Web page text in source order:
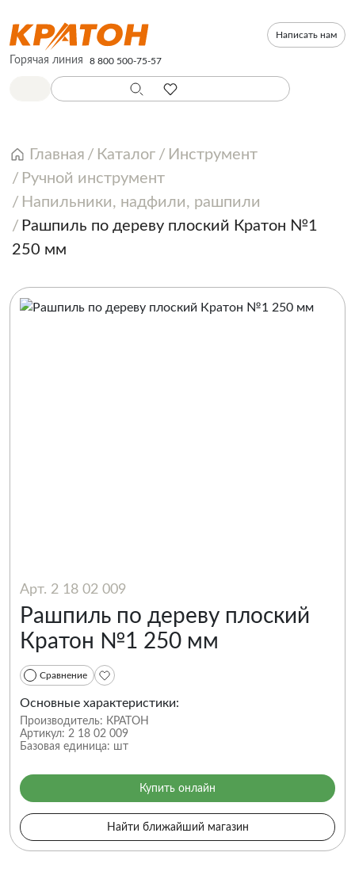
Написать нам
Горячая линия 8 800 500-75-57
Главная Каталог
Инструмент
Ручной инструмент
Напильники, надфили, рашпили
Рашпиль по дереву плоский Кратон №1
250 мм
Арт. 2 18 02 009
Рашпиль по дереву плоский
Кратон №1 250 мм
Сравнение
Основные характеристики:
Производитель: КРАТОН
Артикул: 2 18 02 009
Базовая единица: шт
Купить онлайн
Найти ближайший магазин